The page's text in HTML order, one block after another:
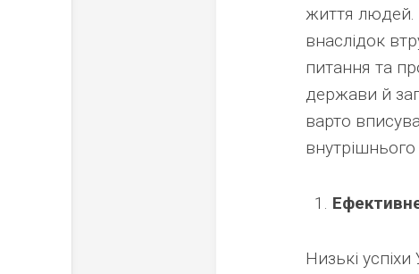
життя людей.
внаслідок
питання та
держави й
варто
внутрішнього
Низькі